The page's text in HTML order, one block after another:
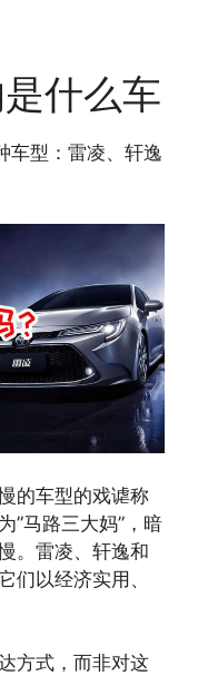
什么车
车型：雷凌、轩逸
的车型的戏谑称
”马路三大妈”，暗
。雷凌、轩逸和
们以经济实用、
方式，而非对这